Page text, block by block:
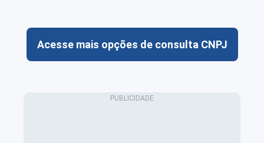
Acesse mais opções de consulta CNPJ